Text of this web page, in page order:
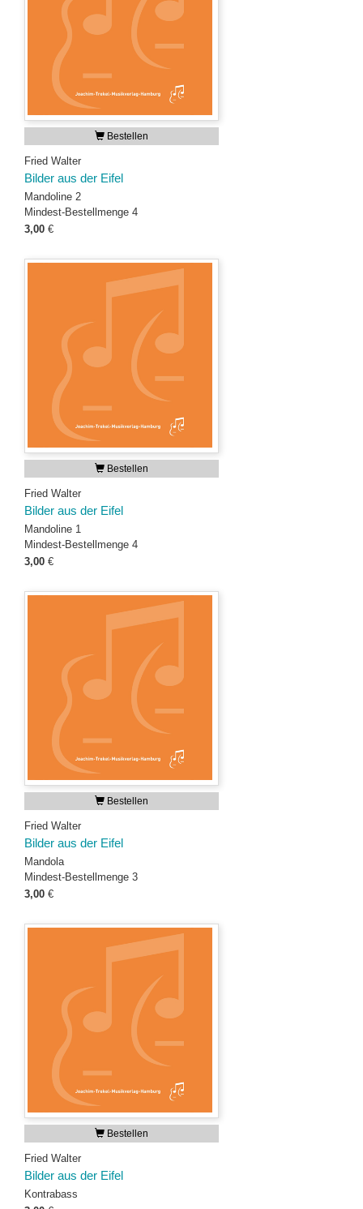
Bestellen
Fried Walter
Bilder aus der Eifel
Mandoline 2
Mindest-Bestellmenge 4
3,00 €
Bestellen
Fried Walter
Bilder aus der Eifel
Mandoline 1
Mindest-Bestellmenge 4
3,00 €
Bestellen
Fried Walter
Bilder aus der Eifel
Mandola
Mindest-Bestellmenge 3
3,00 €
Bestellen
Fried Walter
Bilder aus der Eifel
Kontrabass